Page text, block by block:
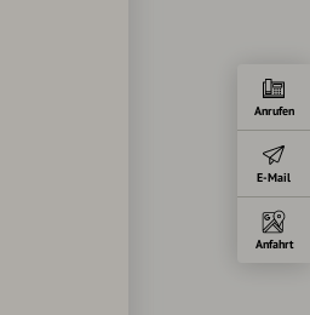
Anrufen
E-Mail
Anfahrt